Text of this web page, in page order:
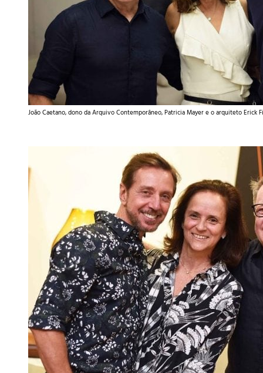
João Caetano, dono da Arquivo Contemporâneo, Patricia Mayer e o arquiteto Erick